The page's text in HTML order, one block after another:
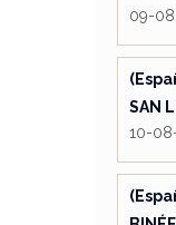
09-
SAN
10-